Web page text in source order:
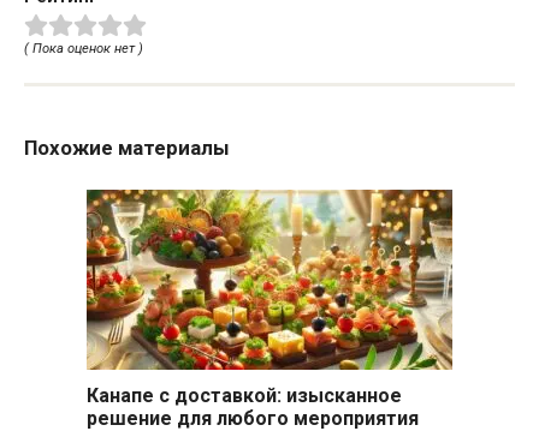
( Пока оценок нет )
Похожие материалы
Канапе с доставкой: изысканное
решение для любого мероприятия